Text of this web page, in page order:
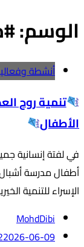
الوسم:
أنشطة
تنمية روح
الأطفال
في لفتة إنسانية
أطفال مدرسة
الإسراء للتنمية
MohdDibi
2026-06-09